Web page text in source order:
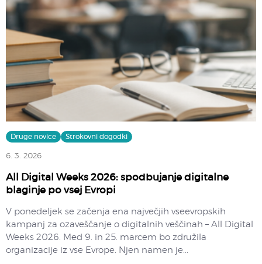
Druge novice Strokovni dogodki
6. 3. 2026
All Digital Weeks 2026: spodbujanje digitalne
blaginje po vsej Evropi
V ponedeljek se začenja ena največjih vseevropskih
kampanj za ozaveščanje o digitalnih veščinah – All Digital
Weeks 2026. Med 9. in 25. marcem bo združila
organizacije iz vse Evrope. Njen namen je...